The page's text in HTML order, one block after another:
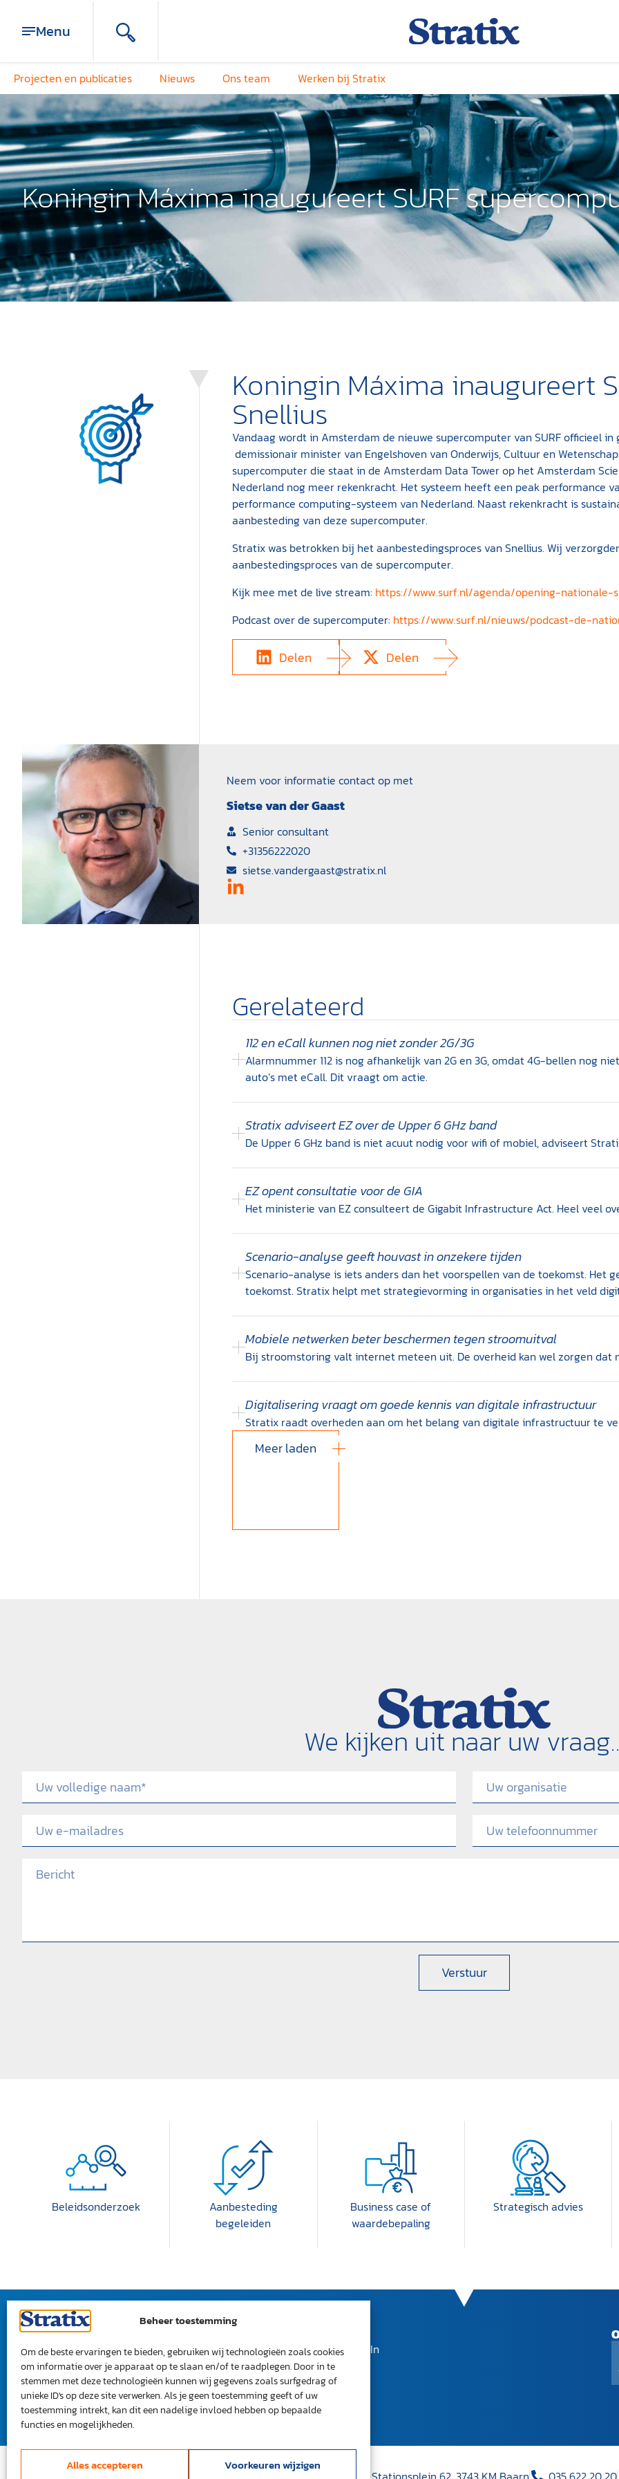
Beheer toestemming
Om de beste ervaringen te bieden, gebruiken wij technologieën zoals cookies
om informatie over je apparaat op te slaan en/of te raadplegen. Door in te
stemmen met deze technologieën kunnen wij gegevens zoals surfgedrag of
unieke ID's op deze site verwerken. Als je geen toestemming geeft of uw
toestemming intrekt, kan dit een nadelige invloed hebben op bepaalde
functies en mogelijkheden.
Alles accepteren Voorkeuren wijzigen
Menu
Projecten en publicaties Nieuws Ons team Werken bij Stratix
Koningin Máxima inaugureert SURF
Koningin Máxima inaugureert
Snellius
Vandaag wordt in Amsterdam de nieuwe supercomputer van SURF officieel
demissionair minister van Engelshoven van Onderwijs, Cultuur en
supercomputer die staat in de Amsterdam Data Tower op het Amsterdam
Nederland nog meer rekenkracht. Het systeem heeft een peak performance
performance computing-systeem van Nederland. Naast rekenkracht is
aanbesteding van deze supercomputer.
Stratix was betrokken bij het aanbestedingsproces van Snellius. Wij
aanbestedingsproces van de supercomputer.
Kijk mee met de live stream: https://www.surf.nl/agenda/opening-
Podcast over de supercomputer: https://www.surf.nl/nieuws/podcast-de-
Delen Delen
Neem voor informatie contact op met
Sietse van der Gaast
Senior consultant
+31356222020
sietse.vandergaast@stratix.nl
Gerelateerd
112 en eCall kunnen nog niet zonder 2G/3G
Alarmnummer 112 is nog afhankelijk van 2G en 3G, omdat 4G-bellen nog
auto’s met eCall. Dit vraagt om actie.
Stratix adviseert EZ over de Upper 6 GHz band
De Upper 6 GHz band is niet acuut nodig voor wifi of mobiel, adviseert
EZ opent consultatie voor de GIA
Het ministerie van EZ consulteert de Gigabit Infrastructure Act. Heel veel
Scenario-analyse geeft houvast in onzekere tijden
Scenario-analyse is iets anders dan het voorspellen van de toekomst.
toekomst. Stratix helpt met strategievorming in organisaties in het veld
Mobiele netwerken beter beschermen tegen stroomuitval
Bij stroomstoring valt internet meteen uit. De overheid kan wel zorgen dat
Digitalisering vraagt om goede kennis van digitale infrastructuur
Stratix raadt overheden aan om het belang van digitale infrastructuur te
Meer laden
We kijken uit naar uw
Verstuur
Beleidsonderzoek
Aanbesteding
begeleiden
Business case of
waardebepaling
Strategisch advies
STRATIX
Projecten en publicaties
Nieuws
Ons team
Werken bij Stratix
LinkedIn